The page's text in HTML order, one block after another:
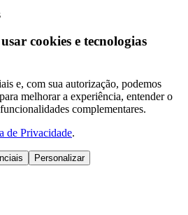
cookies e tecnologias
e, com sua autorização, podemos
melhorar a experiência, entender o
complementares.
de Privacidade.
Personalizar